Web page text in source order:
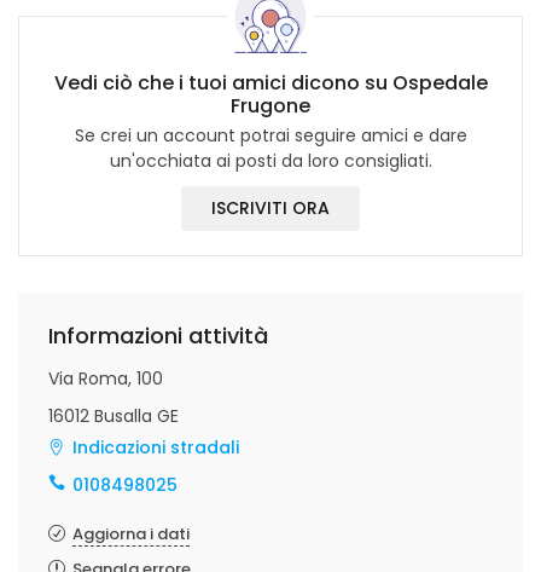
Vedi ciò che i tuoi amici dicono su Ospedale
Frugone
Se crei un account potrai seguire amici e dare
un'occhiata ai posti da loro consigliati.
ISCRIVITI ORA
Informazioni attività
Via Roma, 100
16012 Busalla GE
Indicazioni stradali
0108498025
Aggiorna i dati